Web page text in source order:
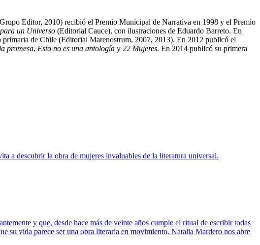
Editor, 2010) recibió el Premio Municipal de Narrativa en 1998 y el Premio
un Universo (Editorial Cauce), con ilustraciones de Eduardo Barreto. En
primaria de Chile (Editorial Marenostrum, 2007, 2013). En 2012 publicó el
promesa, Esto no es una antología y 22 Mujeres. En 2014 publicó su primera
a descubrir la obra de mujeres invaluables de la literatura universal.
y que, desde hace más de veinte años cumple el ritual de escribir todas
su vida parece ser una obra literaria en movimiento. Natalia Mardero nos abre